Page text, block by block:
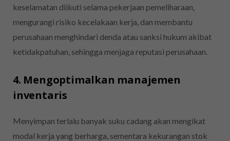
keselamatan diikuti selama pekerjaan pemeliharaan,
mengurangi risiko kecelakaan kerja, dan membantu
perusahaan menghindari denda atau sanksi hukum akibat
ketidakpatuhan, sehingga menjaga reputasi perusahaan.
4. Mengoptimalkan manajemen
inventaris
Menyimpan terlalu banyak suku cadang akan mengikat
modal kerja yang berharga, sementara kekurangan stok